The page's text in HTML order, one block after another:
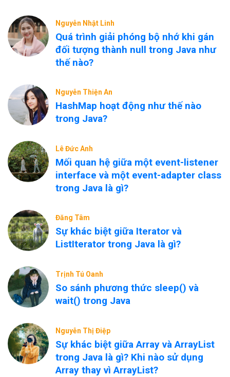
Nguyễn Nhật Linh
Quá trình giải phóng bộ nhớ khi gán
đối tượng thành null trong Java như
thế nào?
Nguyễn Thiện An
HashMap hoạt động như thế nào
trong Java?
Lê Đức Anh
Mối quan hệ giữa một event-listener
interface và một event-adapter class
trong Java là gì?
Đăng Tâm
Sự khác biệt giữa Iterator và
ListIterator trong Java là gì?
Trịnh Tú Oanh
So sánh phương thức sleep() và
wait() trong Java
Nguyễn Thị Điệp
Sự khác biệt giữa Array và ArrayList
trong Java là gì? Khi nào sử dụng
Array thay vì ArrayList?